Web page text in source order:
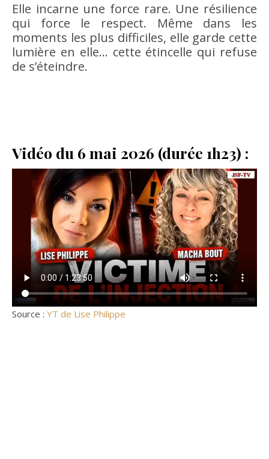
Elle incarne une force rare. Une résilience
qui force le respect. Même dans les
moments les plus difficiles, elle garde cette
lumière en elle… cette étincelle qui refuse
de s’éteindre.
Vidéo du 6 mai 2026 (durée 1h23) :
Source : YT de Lise Philippe